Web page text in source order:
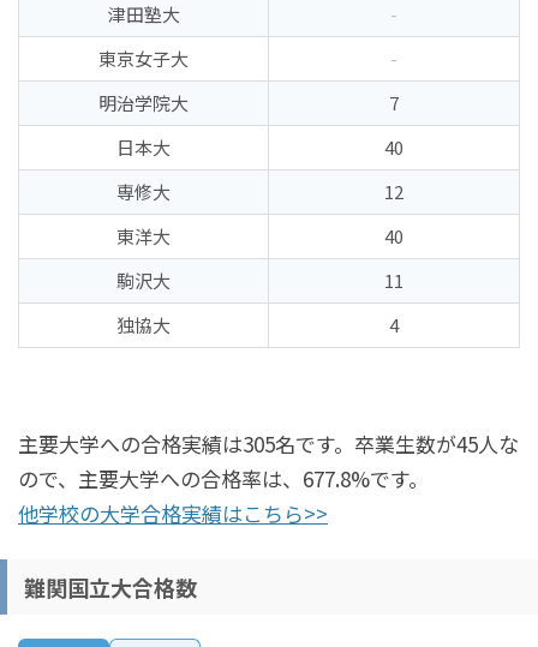
津田塾大
-
東京女子大
-
明治学院大
7
日本大
40
専修大
12
東洋大
40
駒沢大
11
独協大
4
主要大学への合格実績は305名です。卒業生数が45人な
ので、主要大学への合格率は、677.8%です。
他学校の大学合格実績はこちら>>
難関国立大合格数